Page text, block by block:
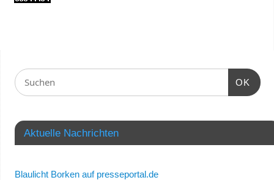
OK
Aktuelle Nachrichten
Blaulicht Borken auf presseportal.de